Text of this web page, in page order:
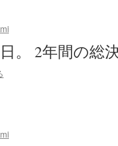
。 2年間の総